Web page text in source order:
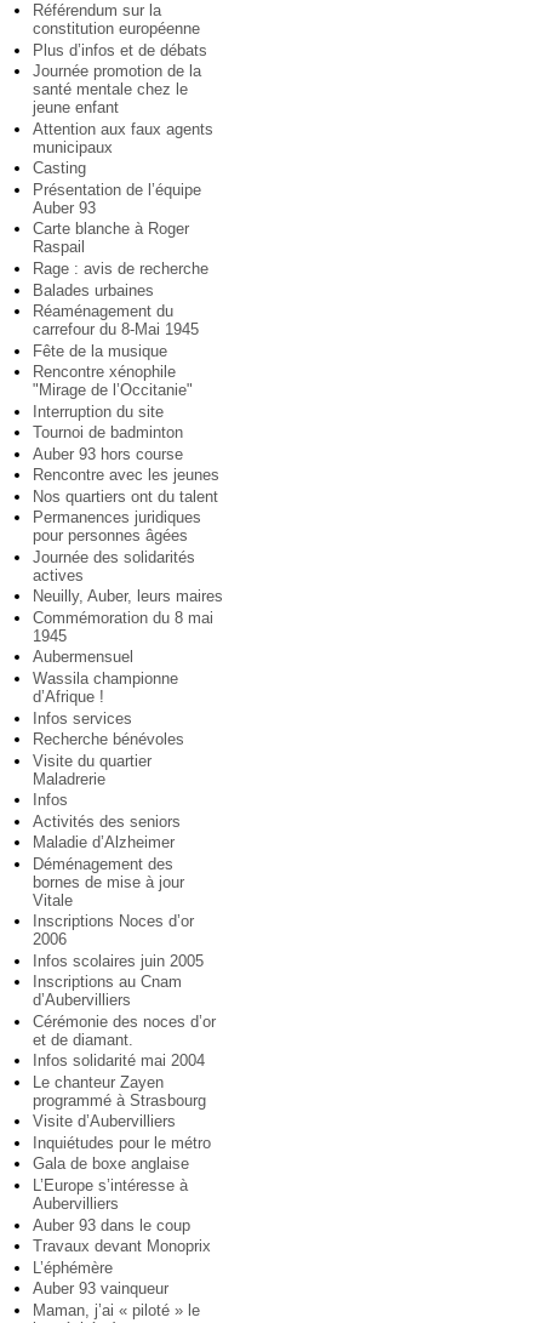
Référendum sur la
constitution européenne
Plus d’infos et de débats
Journée promotion de la
santé mentale chez le
jeune enfant
Attention aux faux agents
municipaux
Casting
Présentation de l’équipe
Auber 93
Carte blanche à Roger
Raspail
Rage : avis de recherche
Balades urbaines
Réaménagement du
carrefour du 8-Mai 1945
Fête de la musique
Rencontre xénophile
"Mirage de l’Occitanie"
Interruption du site
Tournoi de badminton
Auber 93 hors course
Rencontre avec les jeunes
Nos quartiers ont du talent
Permanences juridiques
pour personnes âgées
Journée des solidarités
actives
Neuilly, Auber, leurs maires
Commémoration du 8 mai
1945
Aubermensuel
Wassila championne
d’Afrique !
Infos services
Recherche bénévoles
Visite du quartier
Maladrerie
Infos
Activités des seniors
Maladie d’Alzheimer
Déménagement des
bornes de mise à jour
Vitale
Inscriptions Noces d’or
2006
Infos scolaires juin 2005
Inscriptions au Cnam
d’Aubervilliers
Cérémonie des noces d’or
et de diamant.
Infos solidarité mai 2004
Le chanteur Zayen
programmé à Strasbourg
Visite d’Aubervilliers
Inquiétudes pour le métro
Gala de boxe anglaise
L’Europe s’intéresse à
Aubervilliers
Auber 93 dans le coup
Travaux devant Monoprix
L’éphémère
Auber 93 vainqueur
Maman, j’ai « piloté » le